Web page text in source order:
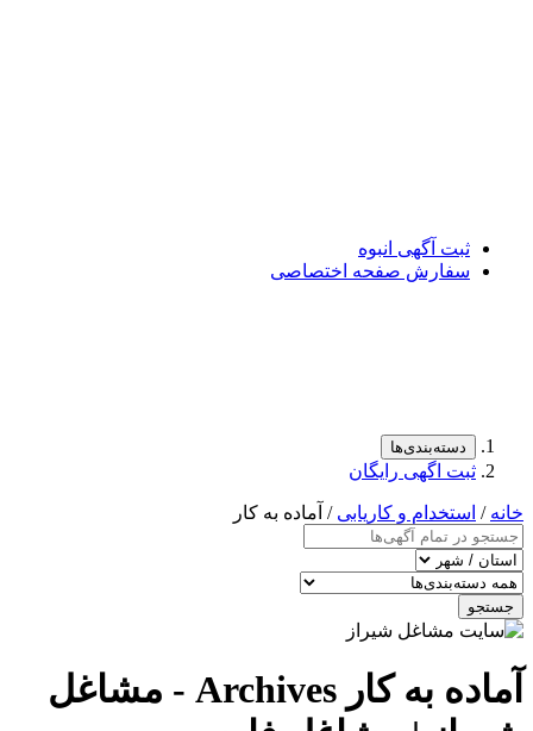
ثبت آگهی انبوه
سفارش صفحه اختصاصی
دسته‌بندی‌ها
ثبت اگهی رایگان
خانه / استخدام و کاریابی / آماده به کار
جستجو
آماده به کار Archives - مشاغل